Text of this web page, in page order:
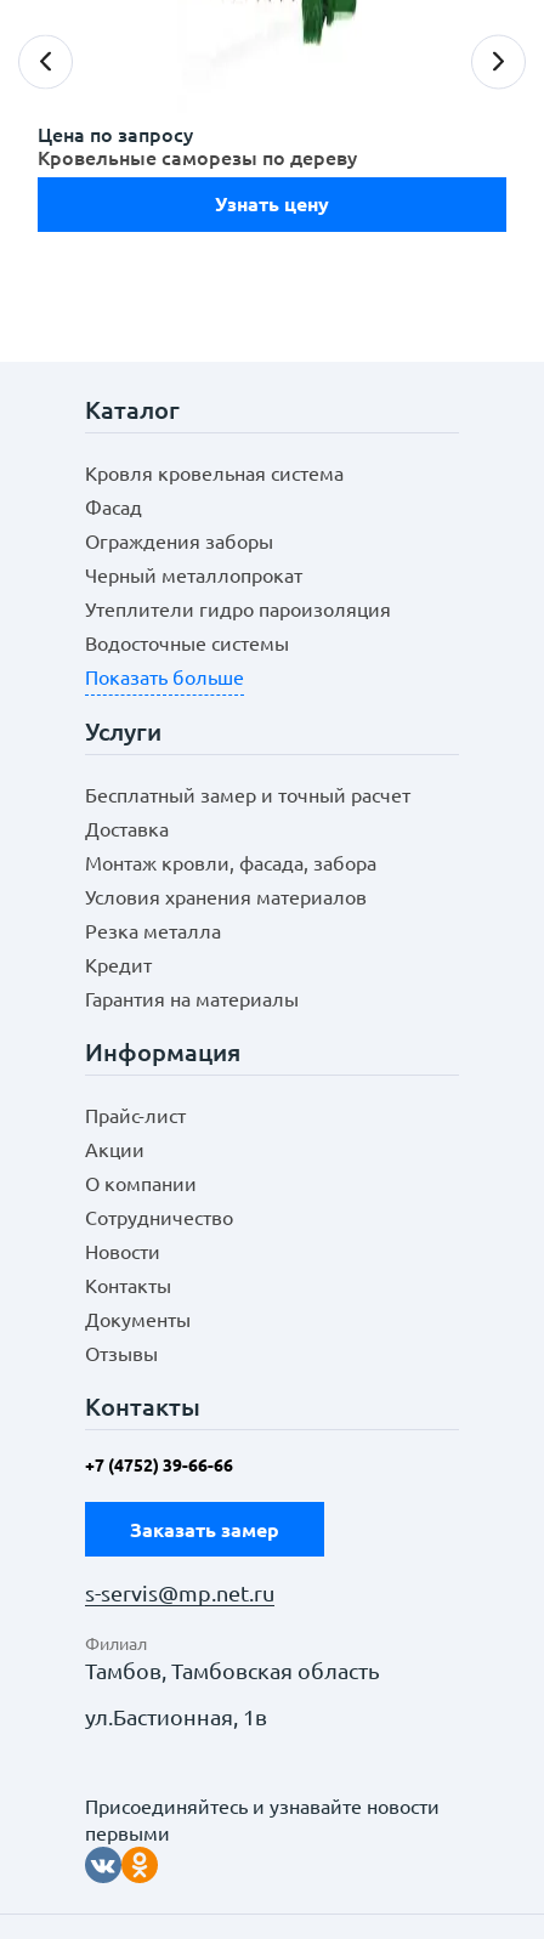
с
ознакомлен(-а)
и даю согласие
прямой;
трапециевидный;
тип профиля – круглый и прямоугольный
(обычный и фигурный), П и М-образный;
толщина – 0,4-0,5 мм;
ширина – 80-130 мм;
декор – однотонный по палитре RAL или RR,
многоцветный под дерево, камень.
Преимущества металлического штакетника:
долговечность – от 50 лет;
малый собственный вес и хорошая продуваемость;
не нужно окрашивать;
горизонтально;
цена – от 96 до 213 руб./м.
Цена по запросу
Кровельные саморезы по дереву
Узнать цену
Каталог
Кровля кровельная система
Фасад
Ограждения заборы
Черный металлопрокат
Утеплители гидро пароизоляция
Водосточные системы
Показать больше
Услуги
Бесплатный замер и точный расчет
Доставка
Монтаж кровли, фасада, забора
Условия хранения материалов
Резка металла
Кредит
Гарантия на материалы
Информация
Прайс-лист
Акции
О компании
Сотрудничество
Новости
Контакты
Документы
Отзывы
Контакты
+7 (4752) 39-66-66
Заказать замер
s-servis@mp.net.ru
Филиал
Тамбов, Тамбовская область
ул.Бастионная, 1в
Присоединяйтесь и узнавайте новости
первыми